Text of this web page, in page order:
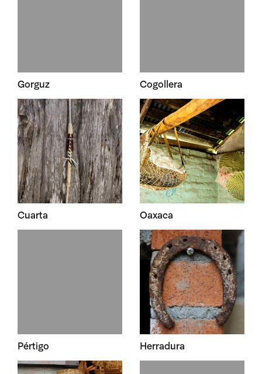
Gorguz Cogollera
Cuarta Oaxaca
Pértigo Herradura